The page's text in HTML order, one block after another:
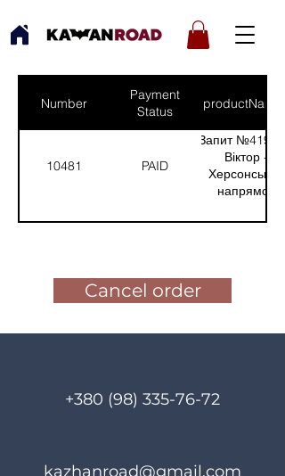
Number
Payment
Status
productNames
10481 PAID
Запит №419 від:
Віктор -
Херсонський
напрямок
1)
Cancel order
+380 (98) 335-76-72
kazhanroad@gmail.com